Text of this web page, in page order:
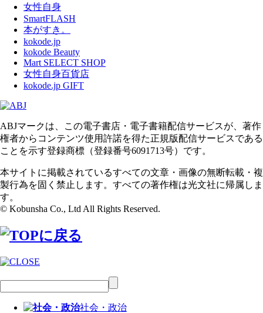
女性自身
SmartFLASH
本がすき。
kokode.jp
kokode Beauty
Mart SELECT SHOP
女性自身百貨店
kokode.jp GIFT
ABJマークは、この電子書店・電子書籍配信サービスが、著作
権者からコンテンツ使用許諾を得た正規版配信サービスである
ことを示す登録商標（登録番号6091713号）です。
本サイトに掲載されているすべての文章・画像の無断転載・複
製行為を固く禁止します。すべての著作権は光文社に帰属しま
す。
© Kobunsha Co., Ltd All Rights Reserved.
社会・政治